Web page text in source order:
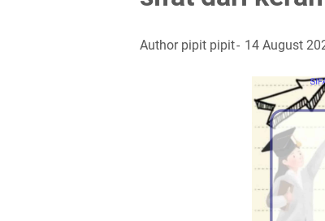
Author pipit pipit 14 August